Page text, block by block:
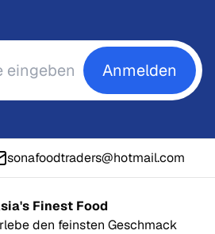
Anmelden
sonafoodtraders@hotmail.com
Finest Food
den feinsten Geschmack